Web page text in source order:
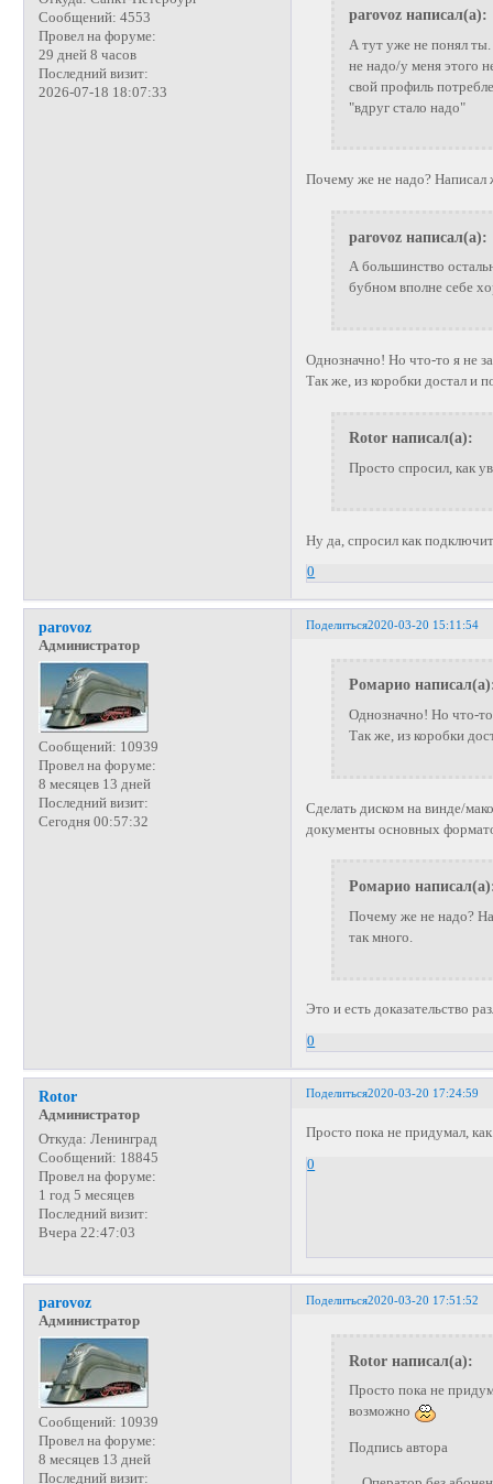
Сообщений: 4553
Провел на форуме:
29 дней 8 часов
Последний визит:
2026-07-18 18:07:33
parovoz написал(а):
А тут уже не понял
не надо/у меня этого
свой профиль
"вдруг стало надо"
Почему же не надо? Написал
parovoz написал(а):
А большинство
бубном вполне себе
Однозначно! Но что-то я не
Так же, из коробки достал и
Rotor написал(а):
Просто спросил, как
Ну да, спросил как
0
Поделиться2020-03-20 15:11:54
parovoz
Администратор
Сообщений: 10939
Провел на форуме:
8 месяцев 13 дней
Последний визит:
Сегодня 00:57:32
Ромарио
Однозначно! Но что-
Так же, из коробки
Сделать диском на винде/
документы основных
Ромарио
Почему же не надо?
так много.
Это и есть доказательство
0
Поделиться2020-03-20 17:24:59
Rotor
Администратор
Откуда: Ленинград
Сообщений: 18845
Провел на форуме:
1 год 5 месяцев
Последний визит:
Вчера 22:47:03
Просто пока не придумал,
0
Поделиться2020-03-20 17:51:52
parovoz
Администратор
Сообщений: 10939
Провел на форуме:
8 месяцев 13 дней
Последний визит:
Rotor написал(а):
Просто пока не
возможно
Подпись автора